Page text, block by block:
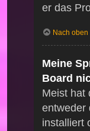
er das
Nach oben
Meine
Board
Meist hat
entweder
installiert